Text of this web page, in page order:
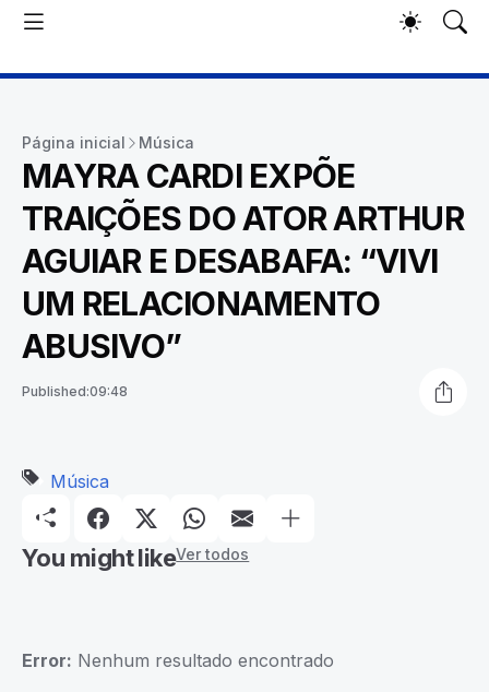
Página inicial Música
MAYRA CARDI EXPÕE
TRAIÇÕES DO ATOR ARTHUR
AGUIAR E DESABAFA: “VIVI
UM RELACIONAMENTO
ABUSIVO”
Published:09:48
Música
You might likeVer todos
Error: Nenhum resultado encontrado